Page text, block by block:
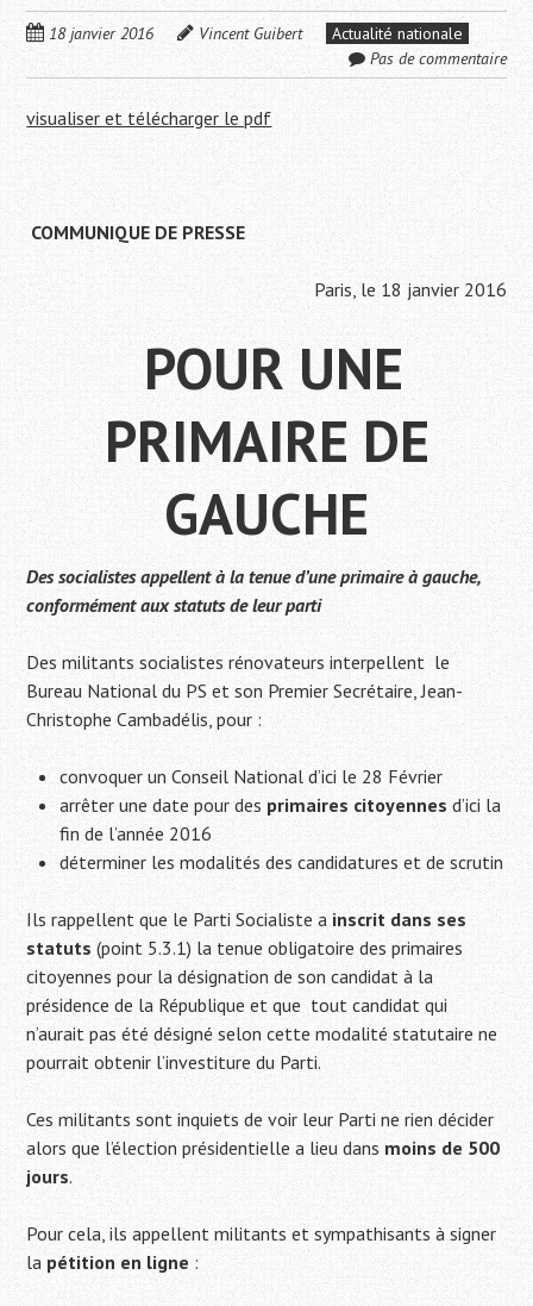
18 janvier 2016 Vincent Guibert
Actualité nationale
Pas de commentaire
visualiser et télécharger le pdf
COMMUNIQUE DE PRESSE
Paris, le 18 janvier 2016
POUR UNE
PRIMAIRE DE
GAUCHE
Des socialistes appellent à la tenue d’une primaire à gauche,
conformément aux statuts de leur parti
Des militants socialistes rénovateurs interpellent le
Bureau National du PS et son Premier Secrétaire, Jean-
Christophe Cambadélis, pour :
convoquer un Conseil National d’ici le 28 Février
arrêter une date pour des primaires citoyennes d’ici la
fin de l’année 2016
déterminer les modalités des candidatures et de scrutin
Ils rappellent que le Parti Socialiste ainscrit dans ses
statuts (point 5.3.1) la tenue obligatoire des primaires
citoyennes pour la désignation de son candidat à la
présidence de la République et que tout candidat qui
n’aurait pas été désigné selon cette modalité statutaire ne
pourrait obtenir l’investiture du Parti.
Ces militants sont inquiets de voir leur Parti ne rien décider
alors que l’élection présidentielle a lieu dans moins de 500
jours.
Pour cela, ils appellent militants et sympathisants à signer
la pétition en ligne :